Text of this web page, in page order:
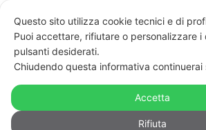
Cookie Policy
Questo sito utilizza cookie tecnici e di
Puoi accettare, rifiutare o personalizzare i
pulsanti desiderati.
Chiudendo questa informativa
Accetta
Rifiuta